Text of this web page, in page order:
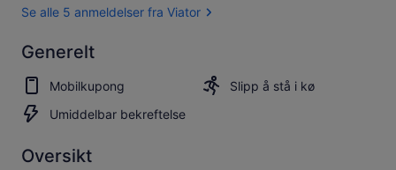
Se alle 5 anmeldelser fra Viator
9.29.2 av 10
Fantastisk
Se alle 5
anmeldelser
fra Viator
Generelt
Mobilkupong
Slipp å stå i kø
Umiddelbar bekreftelse
Oversikt